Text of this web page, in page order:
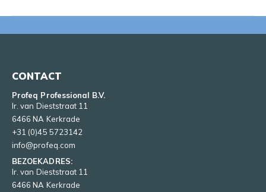
CONTACT
Profeq Professional B.V.
Ir. van Dieststraat 11
6466 NA Kerkrade
+31 (0)45 5723142
info@profeq.com
BEZOEKADRES:
Ir. van Dieststraat 11
6466 NA Kerkrade